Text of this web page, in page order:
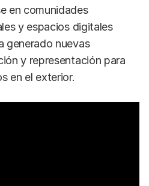
en comunidades
y espacios digitales
generado nuevas
y representación para
en el exterior.